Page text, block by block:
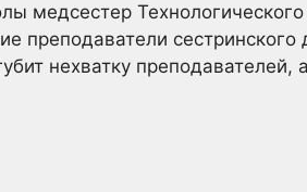
медсестер
преподаватели
нехватку